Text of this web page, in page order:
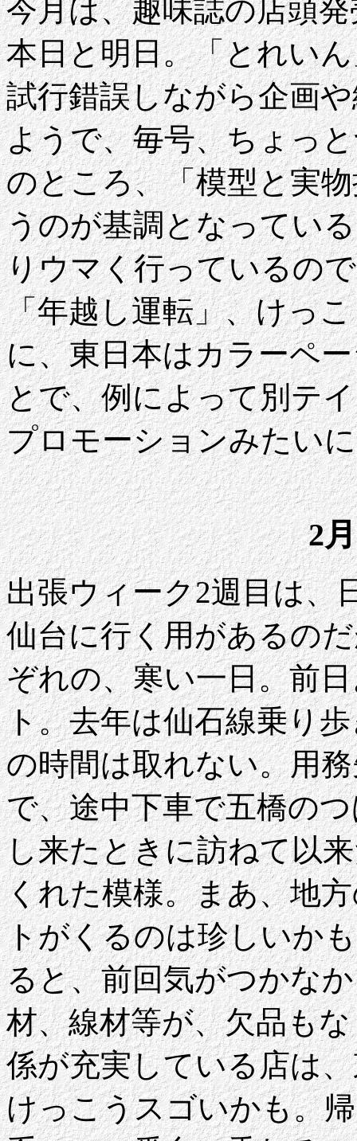
今月は、趣味誌の店頭
本日と明日。「とれい
試行錯誤しながら企画
ようで、毎号、ちょっ
のところ、「模型と実
うのが基調となってい
りウマく行っているの
「年越し運転」、けっ
に、東日本はカラーペ
とで、例によって別テ
プロモーションみたい
2
出張ウィーク2週目は、
仙台に行く用があるの
ぞれの、寒い一日。前
ト。去年は仙石線乗り
の時間は取れない。用
で、途中下車で五橋の
し来たときに訪ねて以
くれた模様。まあ、地
トがくるのは珍しいか
ると、前回気がつかな
材、線材等が、欠品も
係が充実している店は
けっこうスゴいかも。